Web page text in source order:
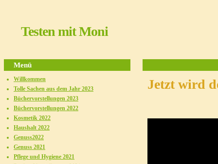
Testen mit Moni
Jetzt wird
Menü
Willkommen
Tolle Sachen aus dem Jahr 2023
Büchervorstellungen 2023
Büchervorstellungen 2022
Kosmetik 2022
Haushalt 2022
Genuss2022
Genuss 2021
Pflege und Hygiene 2021